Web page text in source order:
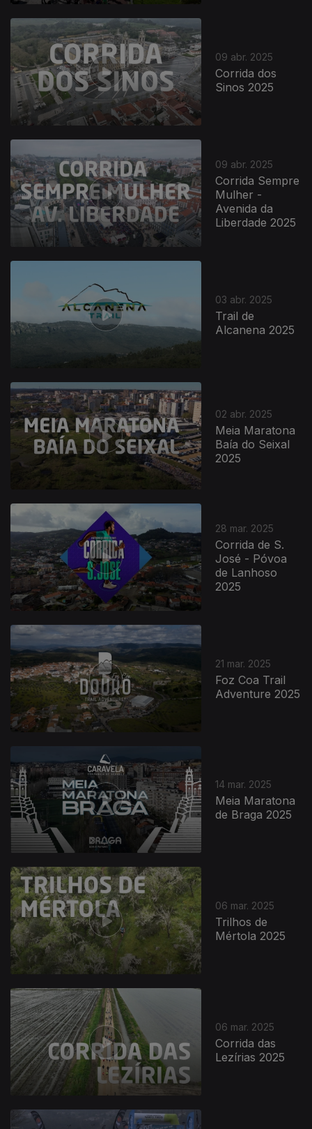
09 abr. 2025
Corrida dos
Sinos 2025
09 abr. 2025
Corrida Sempre
Mulher -
Avenida da
Liberdade 2025
842413
03 abr. 2025
Trail de
Alcanena 2025
02 abr. 2025
Meia Maratona
Baía do Seixal
2025
28 mar. 2025
Corrida de S.
José - Póvoa
de Lanhoso
2025
21 mar. 2025
Foz Coa Trail
Adventure 2025
14 mar. 2025
Meia Maratona
de Braga 2025
06 mar. 2025
Trilhos de
Mértola 2025
06 mar. 2025
Corrida das
Lezírias 2025